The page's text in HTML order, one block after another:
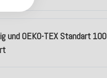
und OEKO-TEX Standart 100